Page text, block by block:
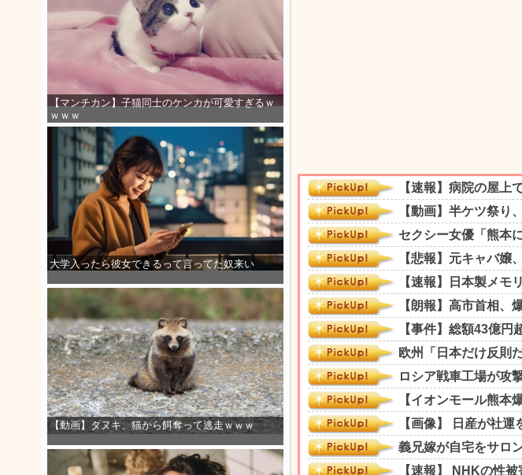
【マンチカン】子猫同士のケンカが可愛すぎるｗ
ｗｗｗ
大学入ったら彼女できるって言ってた奴来い
【動画】タヌキ、猫から餌奪って逃走ｗｗｗ